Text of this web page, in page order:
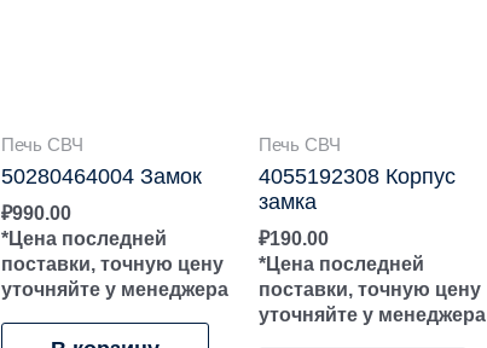
Печь СВЧ
50280464004 Замок
₽990.00
*Цена последней
поставки, точную цену
уточняйте у менеджера
Печь СВЧ
4055192308 Корпус
замка
₽190.00
*Цена последней
поставки, точную цену
уточняйте у менеджера